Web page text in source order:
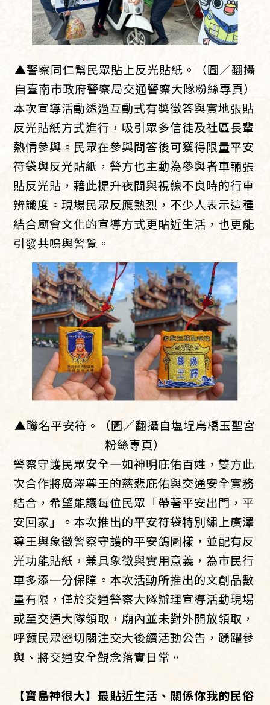
▲警察同仁幫民眾貼上反光貼紙。（圖／翻攝
自臺南市政府警察局交通警察大隊粉絲專頁）
本次宣導活動透過互動式有獎徵答與實地張貼
反光貼紙方式進行，吸引眾多信徒及社區長輩
熱情參與。民眾在參與問答後可獲得限量平安
符袋與反光貼紙，警方也主動為參與者車輛張
貼反光貼，藉此提升夜間與視線不良時的行車
辨識度。現場民眾反應熱烈，不少人表示這種
結合廟會文化的宣導方式更貼近生活，也更能
引發共鳴與警覺。
▲聯名平安符。（圖／翻攝自塩埕烏橋玉聖宮
粉絲專頁）
警察守護民眾安全一如神明庇佑百姓，雙方此
次合作將廣澤尊王的慈悲庇佑與交通安全實務
結合，希望能讓每位民眾「帶著平安出門，平
安回家」。本次推出的平安符袋特別繡上廣澤
尊王與象徵警察守護的平安鴿圖樣，並配有反
光功能貼紙，兼具象徵與實用意義，為市民行
車多添一分保障。本次活動所推出的文創品數
量有限，僅於交通警察大隊辦理宣導活動現場
或至交通大隊領取，廟內並未對外開放領取，
呼籲民眾密切關注交大後續活動公告，踴躍參
與、將交通安全觀念落實日常。
【寶島神很大】最貼近生活、關係你我的民俗